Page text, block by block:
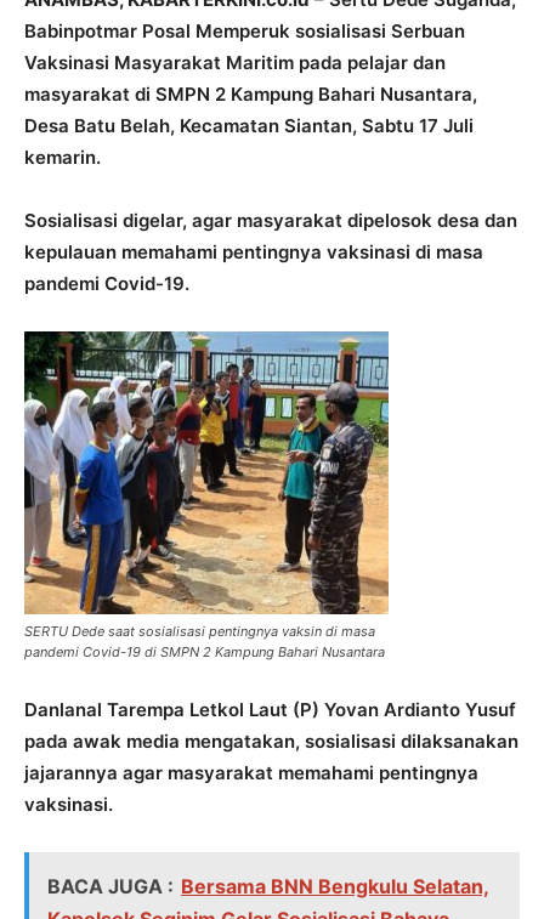
Babinpotmar Posal Memperuk sosialisasi Serbuan
Vaksinasi Masyarakat Maritim pada pelajar dan
masyarakat di SMPN 2 Kampung Bahari Nusantara,
Desa Batu Belah, Kecamatan Siantan, Sabtu 17 Juli
kemarin.
Sosialisasi digelar, agar masyarakat dipelosok desa dan
kepulauan memahami pentingnya vaksinasi di masa
pandemi Covid-19.
SERTU Dede saat sosialisasi pentingnya vaksin di masa
pandemi Covid-19 di SMPN 2 Kampung Bahari Nusantara
Danlanal Tarempa Letkol Laut (P) Yovan Ardianto Yusuf
pada awak media mengatakan, sosialisasi dilaksanakan
jajarannya agar masyarakat memahami pentingnya
vaksinasi.
BACA JUGA : Bersama BNN Bengkulu Selatan,